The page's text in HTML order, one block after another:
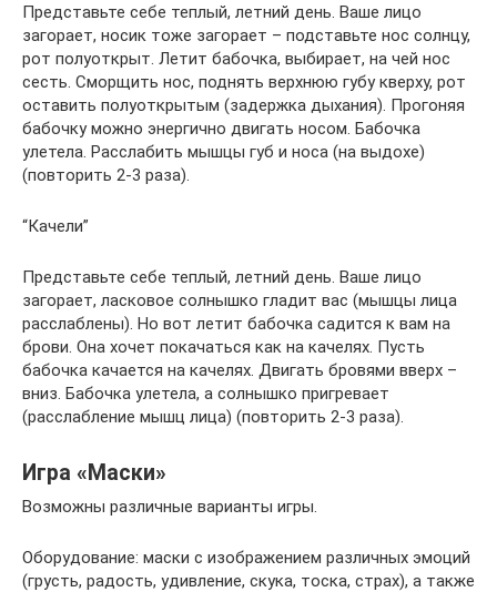
Представьте себе теплый, летний день. Ваше лицо
загорает, носик тоже загорает – подставьте нос солнцу,
рот полуоткрыт. Летит бабочка, выбирает, на чей нос
сесть. Сморщить нос, поднять верхнюю губу кверху, рот
оставить полуоткрытым (задержка дыхания). Прогоняя
бабочку можно энергично двигать носом. Бабочка
улетела. Расслабить мышцы губ и носа (на выдохе)
(повторить 2-3 раза).
“Качели”
Представьте себе теплый, летний день. Ваше лицо
загорает, ласковое солнышко гладит вас (мышцы лица
расслаблены). Но вот летит бабочка садится к вам на
брови. Она хочет покачаться как на качелях. Пусть
бабочка качается на качелях. Двигать бровями вверх –
вниз. Бабочка улетела, а солнышко пригревает
(расслабление мышц лица) (повторить 2-3 раза).
Игра «Маски»
Возможны различные варианты игры.
Оборудование: маски с изображением различных эмоций
(грусть, радость, удивление, скука, тоска, страх), а также